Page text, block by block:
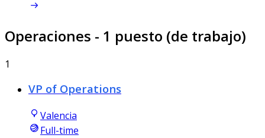
Operaciones - 1 puesto (de trabajo)
1
VP of Operations
Valencia
Full-time